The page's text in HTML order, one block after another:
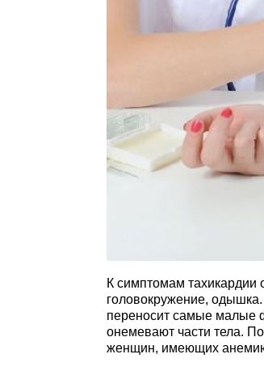
К симптомам тахикардии
головокружение,
переносит самые малые
онемевают части тела.
женщин, имеющих